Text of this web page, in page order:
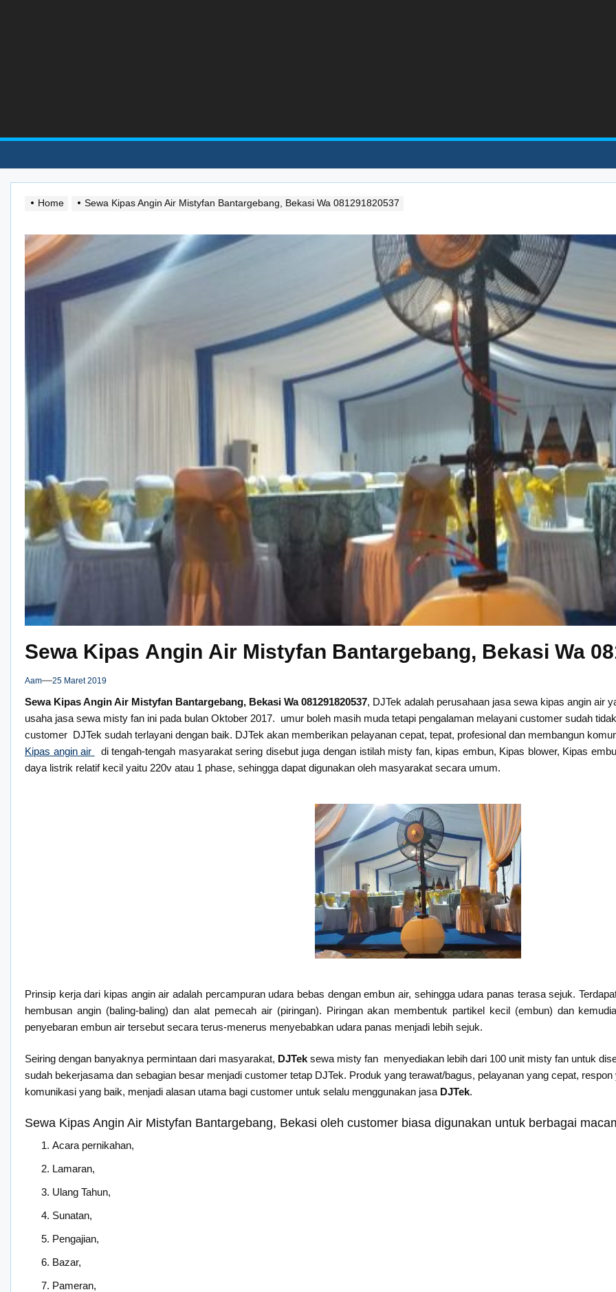
Home Sewa Kipas Angin Air Mistyfan Bantargebang, Bekasi Wa 081291820537
Sewa Kipas Angin Air Mistyfan Bantargebang, Bekasi Wa
Aam 25 Maret 2019
Sewa Kipas Angin Air Mistyfan Bantargebang, Bekasi Wa 081291820537, DJTek adalah perusahaan jasa sewa kipas angin air
usaha jasa sewa misty fan ini pada bulan Oktober 2017. umur boleh masih muda tetapi pengalaman melayani customer sudah
customer DJTek sudah terlayani dengan baik. DJTek akan memberikan pelayanan cepat, tepat, profesional dan membangun
Kipas angin air
di tengah-tengah masyarakat sering disebut juga dengan istilah misty fan, kipas embun, Kipas blower, Kipas
daya listrik relatif kecil yaitu 220v atau 1 phase, sehingga dapat digunakan oleh masyarakat secara umum.
Prinsip kerja dari kipas angin air adalah percampuran udara bebas dengan embun air, sehingga udara panas terasa sejuk.
hembusan angin (baling-baling) dan alat pemecah air (piringan). Piringan akan membentuk partikel kecil (embun) dan
penyebaran embun air tersebut secara terus-menerus menyebabkan udara panas menjadi lebih sejuk.
Seiring dengan banyaknya permintaan dari masyarakat, DJTek sewa misty fan menyediakan lebih dari 100 unit misty fan untuk
sudah bekerjasama dan sebagian besar menjadi customer tetap DJTek. Produk yang terawat/bagus, pelayanan yang cepat,
komunikasi yang baik, menjadi alasan utama bagi customer untuk selalu menggunakan jasa DJTek.
Sewa Kipas Angin Air Mistyfan Bantargebang, Bekasi oleh customer biasa digunakan untuk berbagai
Acara pernikahan,
Lamaran,
Ulang Tahun,
Sunatan,
Pengajian,
Bazar,
Pameran,